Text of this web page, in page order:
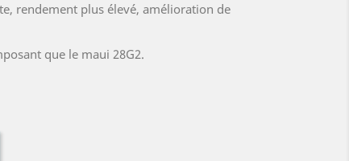
rendement plus élevé, amélioration de
que le maui 28G2.